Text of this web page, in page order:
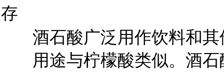
存
酒石酸广泛用作饮料和
用途与柠檬酸类似。酒